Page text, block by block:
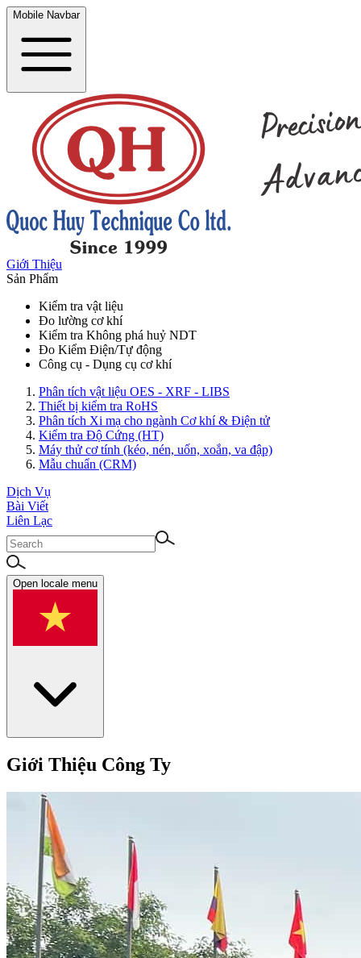
Mobile Navbar
Giới Thiệu
Sản Phẩm
Kiểm tra vật liệu
Đo lường cơ khí
Kiểm tra Không phá huỷ NDT
Đo Kiểm Điện/Tự động
Công cụ - Dụng cụ cơ khí
Phân tích vật liệu OES - XRF - LIBS
Thiết bị kiểm tra RoHS
Phân tích Xi mạ cho ngành Cơ khí & Điện tử
Kiểm tra Độ Cứng (HT)
Máy thử cơ tính (kéo, nén, uốn, xoắn, va đập)
Mẫu chuẩn (CRM)
Dịch Vụ
Bài Viết
Liên Lạc
Open locale menu
Giới Thiệu Công Ty